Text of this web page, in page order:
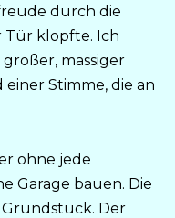
durch die
Tür klopfte. Ich
massiger
Stimme, die an
ohne jede
Garage bauen. Die
Der